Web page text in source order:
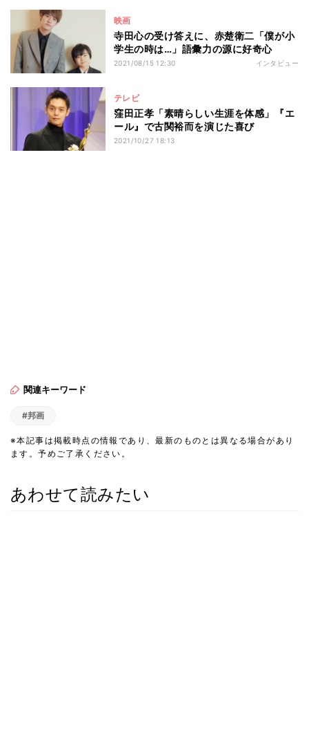
映画
寺田心の受け答えに、赤楚衛二「僕が小
学生の時は…」語彙力の源に好奇心
2021/08/15 12:30 インタビュー
テレビ
窪田正孝「素晴らしい生涯を体感」『エ
ール』で古関裕而を演じた喜び
2021/10/27 18:13
関連キーワード
#邦画
※本記事は掲載時点の情報であり、最新のものとは異なる場合があり
ます。予めご了承ください。
あわせて読みたい